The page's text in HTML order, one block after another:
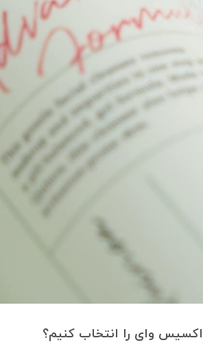
وای را انتخاب کنیم؟